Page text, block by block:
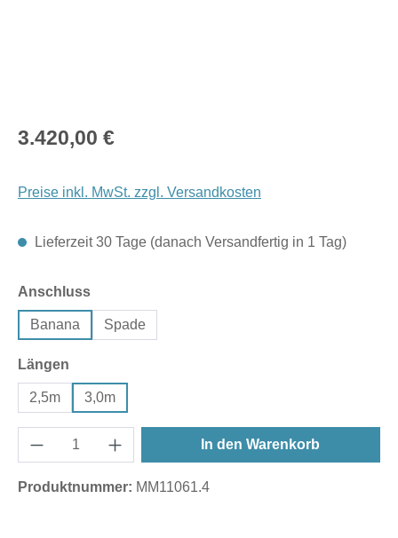
Regulärer Preis:
3.420,00 €
Preise inkl. MwSt. zzgl. Versandkosten
Lieferzeit 30 Tage (danach Versandfertig in 1 Tag)
Anschlussauswählen
Banana Spade
Längen
2,5m 3,0m
In den Warenkorb
Produktnummer: MM11061.4